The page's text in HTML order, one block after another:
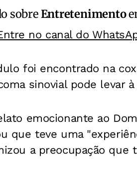
sobreEntretenimento
no canal do
foi encontrado na
sinovial pode levar
emocionante ao
que teve uma
a preocupação que